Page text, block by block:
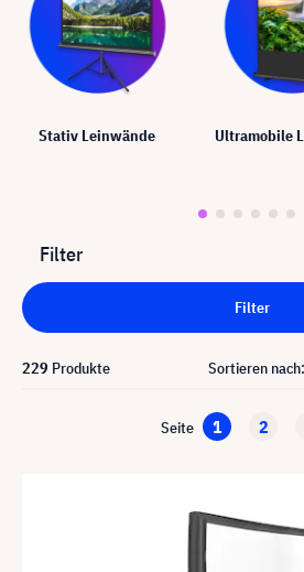
Stativ Leinwände Ultramobile
Filter
Filter
229 Produkte Sortieren nach:
Seite 1 2